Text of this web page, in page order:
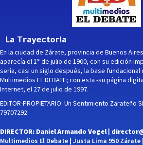
La Trayectoria
En la ciudad de Zárate, provincia de Buenos
aparecía el 1° de julio de 1900, con su edición
sería, casi un siglo después, la base fundacional
Multimedios EL DEBATE; con esta -su página
Internet, el 27 de julio de 1997.
EDITOR-PROPIETARIO: Un Sentimiento Zarateño
79707292
DIRECTOR: Daniel Armando Vogel |
Multimedios El Debate | Justa Lima 950 Zárate